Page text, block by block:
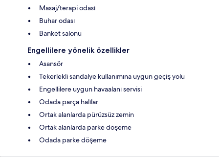
Masaj/terapi odası
Buhar odası
Banket salonu
Engellilere yönelik özellikler
Asansör
Tekerlekli sandalye kullanımına uygun geçiş yolu
Engellilere uygun havaalanı servisi
Odada parça halılar
Ortak alanlarda pürüzsüz zemin
Ortak alanlarda parke döşeme
Odada parke döşeme